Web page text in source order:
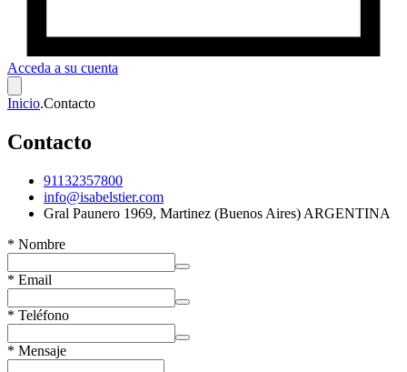
Acceda a su cuenta
Inicio.Contacto
Contacto
91132357800
info@isabelstier.com
Gral Paunero 1969, Martinez (Buenos Aires) ARGENTINA
* Nombre
* Email
* Teléfono
* Mensaje